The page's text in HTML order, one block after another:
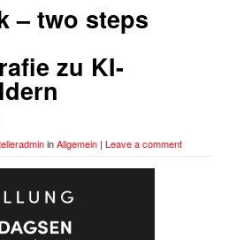
– two steps
zu KI-
inAllgemein | Leave a comment